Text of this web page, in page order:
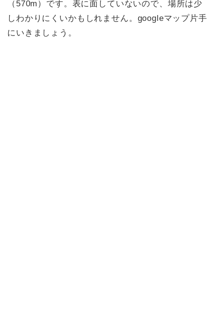
（570m）です。表に面していないので、場所は少
しわかりにくいかもしれません。googleマップ片手
にいきましょう。